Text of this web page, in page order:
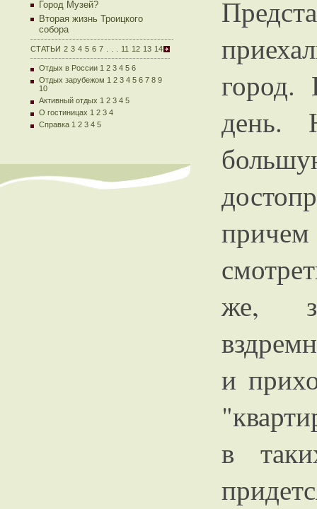
Город Музей?
Вторая жизнь Троицкого
собора
СТАТЬИ 2 3 4 5 6 7 11 12 13 14
Отдых в России 1 2 3 4 5 6
Отдых зарубежом 1 2 3 4 5 6 7 8 9
10
Активный отдых 1 2 3 4 5
О гостиницах 1 2 3 4
Справка 1 2 3 4 5
день.
же,
и
в